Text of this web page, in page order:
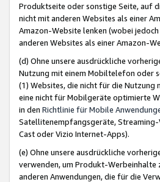
Produktseite oder sonstige Seite, auf
nicht mit anderen Websites als einer
Amazon-Website lenken (wobei
anderen Websites als einer Amazon-
(d) Ohne unsere ausdrückliche
Nutzung mit einem Mobiltelefon oder
(1) Websites, die nicht für die Nutzung
eine nicht für Mobilgeräte optimierte
in den Richtlinie für Mobile
Satellitenempfangsgeräte, Streaming-
Cast oder Vizio Internet-Apps).
(e) Ohne unsere ausdrückliche
verwenden, um Produkt-Werbeinhalte
anderen Anwendungen, die für die